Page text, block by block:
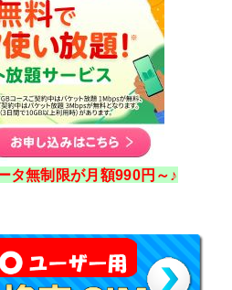
タ無制限が月額990円～♪